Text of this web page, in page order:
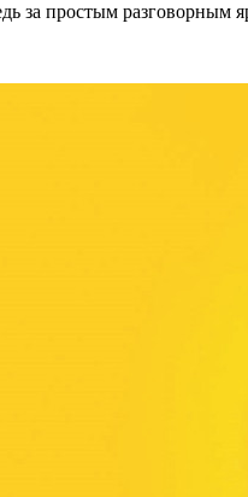
за простым